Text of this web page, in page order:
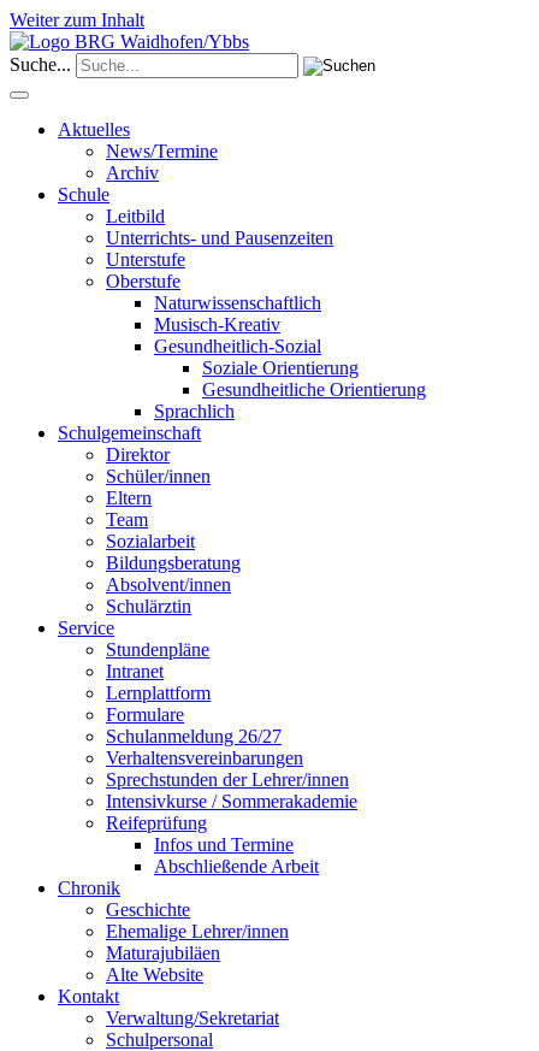
Weiter zum Inhalt
Suche...
Aktuelles
News/Termine
Archiv
Schule
Leitbild
Unterrichts- und Pausenzeiten
Unterstufe
Oberstufe
Naturwissenschaftlich
Musisch-Kreativ
Gesundheitlich-Sozial
Soziale Orientierung
Gesundheitliche Orientierung
Sprachlich
Schulgemeinschaft
Direktor
Schüler/innen
Eltern
Team
Sozialarbeit
Bildungsberatung
Absolvent/innen
Schulärztin
Service
Stundenpläne
Intranet
Lernplattform
Formulare
Schulanmeldung 26/27
Verhaltensvereinbarungen
Sprechstunden der Lehrer/innen
Intensivkurse / Sommerakademie
Reifeprüfung
Infos und Termine
Abschließende Arbeit
Chronik
Geschichte
Ehemalige Lehrer/innen
Maturajubiläen
Alte Website
Kontakt
Verwaltung/Sekretariat
Schulpersonal